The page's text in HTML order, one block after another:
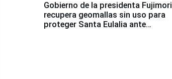
Gobierno de la presidenta Fujimori
recupera geomallas sin uso para
proteger Santa Eulalia ante